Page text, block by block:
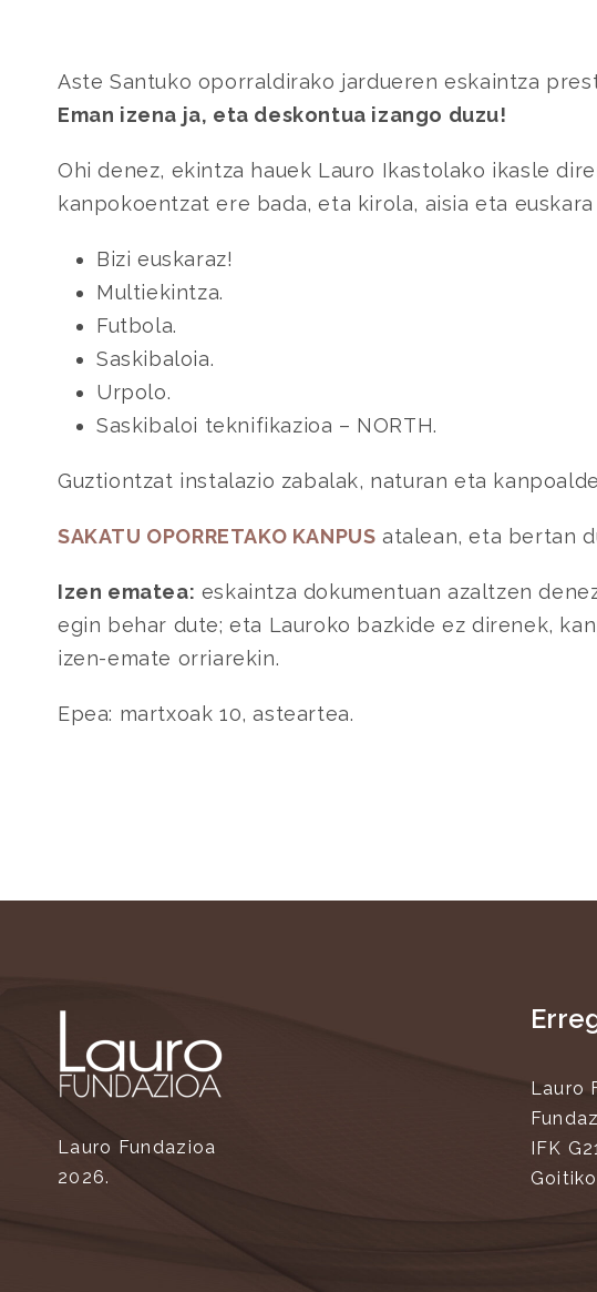
Aste Santuko oporraldirako jardueren eskaintza
Eman izena ja, eta deskontua izango duzu!
Ohi denez, ekintza hauek Lauro Ikastolako ikasle
kanpokoentzat ere bada, eta kirola, aisia eta
Bizi euskaraz!
Multiekintza.
Futbola.
Saskibaloia.
Urpolo.
Saskibaloi teknifikazioa – NORTH.
Guztiontzat instalazio zabalak, naturan eta
SAKATU OPORRETAKO KANPUS atalean, eta bertan
Izen ematea: eskaintza dokumentuan azaltzen
egin behar dute; eta Lauroko bazkide ez direnek,
izen-emate orriarekin.
Epea: martxoak 10, asteartea.
Lauro Fundazioa
2026.
Lauro
IFK